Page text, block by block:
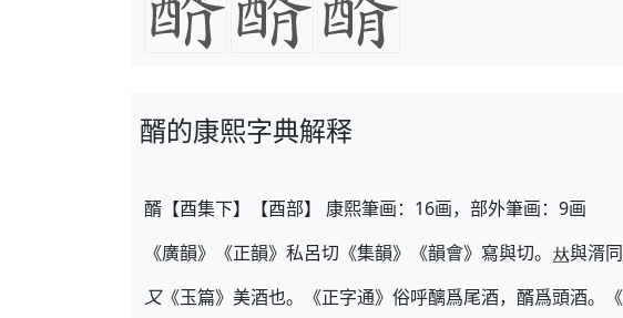
醑的康熙字典解释
醑【酉集下】【酉部】 康熙筆画：16画，部外筆画：9画
《廣韻》《正韻》私呂切《集韻》《韻會》寫與切。
與湑
又《玉篇》美酒也。《正字通》俗呼醨爲尾酒，醑爲頭酒。《